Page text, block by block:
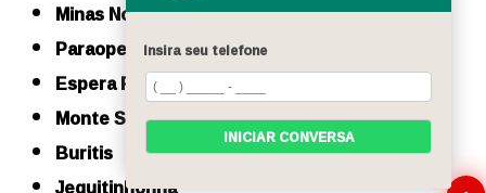
Minas Novas
Paraopeba
Espera Feliz
Monte Sião
Buritis
Insira seu telefone
INICIAR CONVERSA